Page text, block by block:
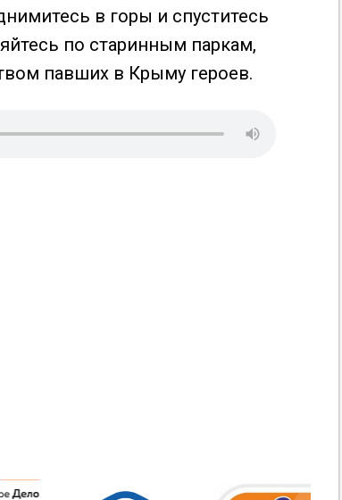
в горы и спуститесь
по старинным паркам,
павших в Крыму героев.